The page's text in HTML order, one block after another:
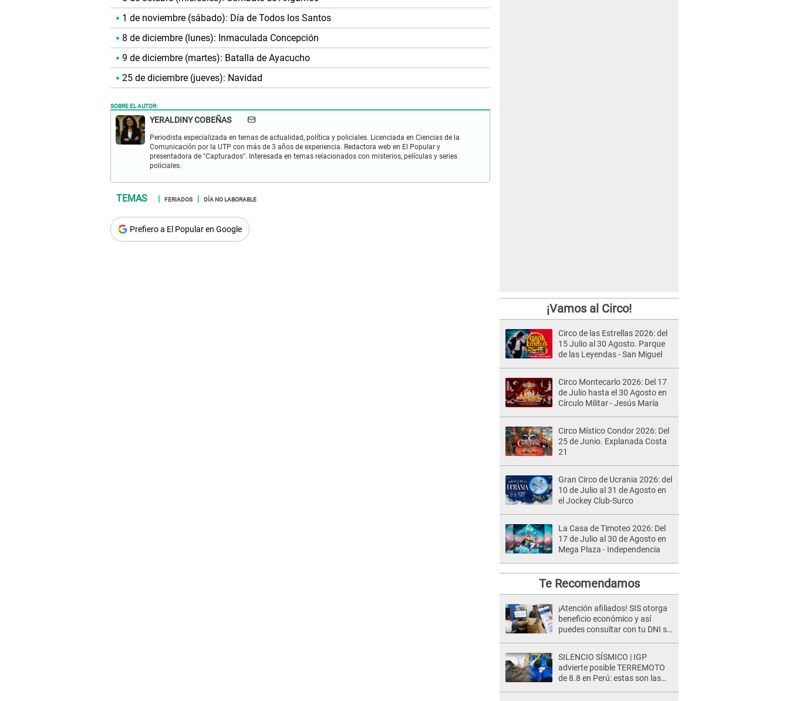
1 de noviembre (sábado): Día de Todos los Santos
8 de diciembre (lunes): Inmaculada Concepción
9 de diciembre (martes): Batalla de Ayacucho
25 de diciembre (jueves): Navidad
SOBRE EL AUTOR:
YERALDINY COBEÑAS
Periodista especializada en temas de actualidad, política y policiales. Licenciada en Ciencias de la
Comunicación por la UTP con más de 3 años de experiencia. Redactora web en El Popular y
presentadora de "Capturados". Interesada en temas relacionados con misterios, películas y series
policiales.
FERIADOS DÍA NO LABORABLE
Prefiero a El Popular en Google
¡Vamos al Circo!
Circo de las Estrellas 2026: del
15 Julio al 30 Agosto. Parque
de las Leyendas - San Miguel
Circo Montecarlo 2026: Del 17
de Julio hasta el 30 Agosto en
Círculo Militar - Jesús María
Circo Místico Condor 2026: Del
25 de Junio. Explanada Costa
21
Gran Circo de Ucrania 2026: del
10 de Julio al 31 de Agosto en
el Jockey Club-Surco
La Casa de Timoteo 2026: Del
17 de Julio al 30 de Agosto en
Mega Plaza - Independencia
Te Recomendamos
¡Atención afiliados! SIS otorga
beneficio económico y así
puedes consultar con tu DNI si
SILENCIO SÍSMICO | IGP
advierte posible TERREMOTO
de 8.8 en Perú: estas son las